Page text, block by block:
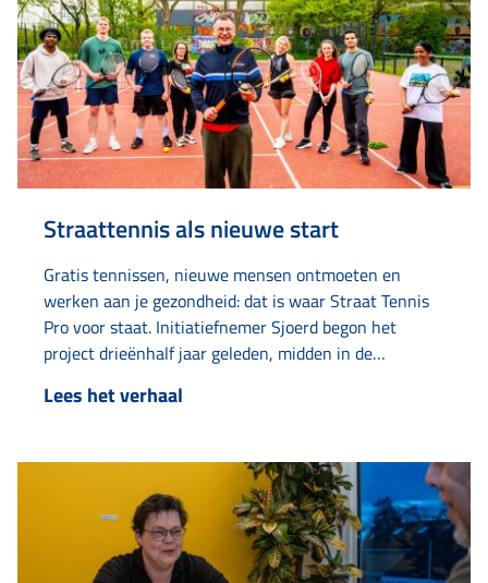
Straattennis als nieuwe start
Gratis tennissen, nieuwe mensen ontmoeten en
werken aan je gezondheid: dat is waar Straat Tennis
Pro voor staat. Initiatiefnemer Sjoerd begon het
project drieënhalf jaar geleden, midden in de
“Het tennisveldje lag er altijd verlaten bij. Toen dacht
Lees het verhaal